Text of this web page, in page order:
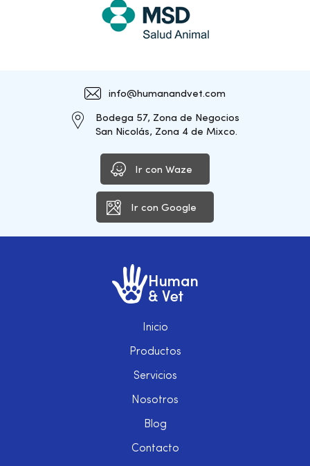
info@humanandvet.com
Bodega 57, Zona de Negocios
San Nicolás, Zona 4 de Mixco.
Ir con Waze
Ir con Google
Inicio
Productos
Servicios
Nosotros
Blog
Contacto